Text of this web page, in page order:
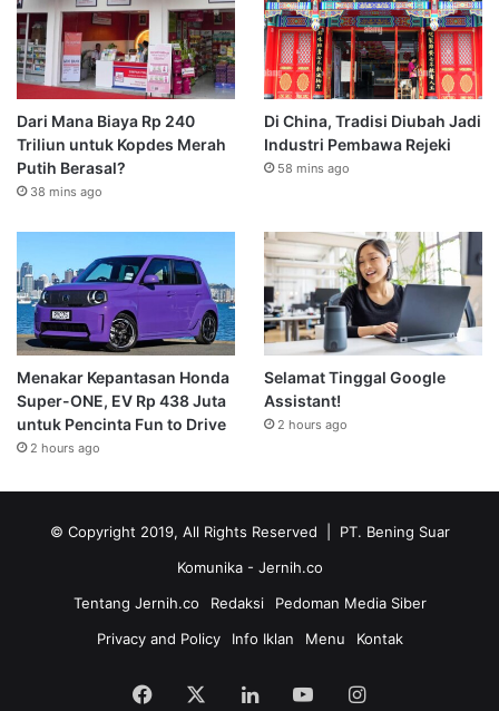
Dari Mana Biaya Rp 240
Triliun untuk Kopdes Merah
Putih Berasal?
38 mins ago
Di China, Tradisi Diubah Jadi
Industri Pembawa Rejeki
58 mins ago
Menakar Kepantasan Honda
Super-ONE, EV Rp 438 Juta
untuk Pencinta Fun to Drive
2 hours ago
Selamat Tinggal Google
Assistant!
2 hours ago
© Copyright 2019, All Rights Reserved | PT. Bening Suar
Komunika - Jernih.co
Tentang Jernih.co
Redaksi
Pedoman Media Siber
Privacy and Policy
Info Iklan Menu Kontak
Facebook LinkedInYouTubeInstagram